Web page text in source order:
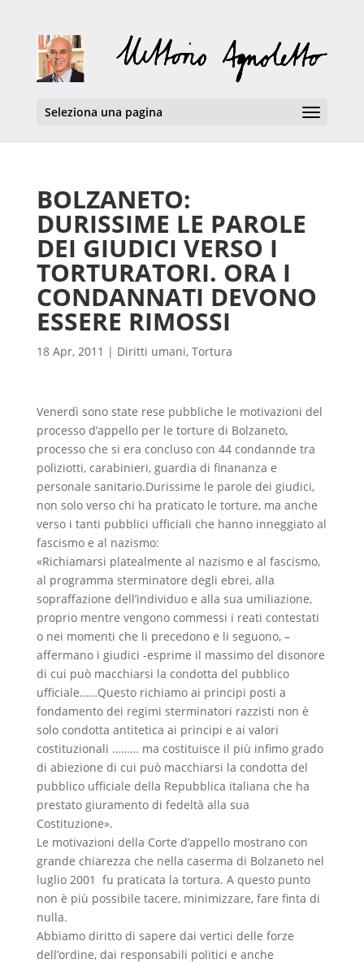
Seleziona una pagina
BOLZANETO:
DURISSIME LE PAROLE
DEI GIUDICI VERSO I
TORTURATORI. ORA I
CONDANNATI DEVONO
ESSERE RIMOSSI
18 Apr, 2011 | Diritti umani, Tortura
Venerdì sono state rese pubbliche le motivazioni del
processo d’appello per le torture di Bolzaneto,
processo che si era concluso con 44 condannde tra
poliziotti, carabinieri, guardia di finananza e
personale sanitario.Durissime le parole dei giudici,
non solo verso chi ha praticato le torture, ma anche
verso i tanti pubblici ufficiali che hanno inneggiato al
fascismo e al nazismo:
«Richiamarsi platealmente al nazismo e al fascismo,
al programma sterminatore degli ebrei, alla
sopraffazione dell’individuo e alla sua umiliazione,
proprio mentre vengono commessi i reati contestati
o nei momenti che li precedono e li seguono, –
affermano i giudici -esprime il massimo del disonore
di cui può macchiarsi la condotta del pubblico
ufficiale……Questo richiamo ai principi posti a
fondamento dei regimi sterminatori razzisti non è
solo condotta antitetica ai principi e ai valori
costituzionali ……… ma costituisce il più infimo grado
di abiezione di cui può macchiarsi la condotta del
pubblico ufficiale della Repubblica italiana che ha
prestato giuramento di fedeltà alla sua
Costituzione».
Le motivazioni della Corte d’appello mostrano con
grande chiarezza che nella caserma di Bolzaneto nel
luglio 2001 fu praticata la tortura. A questo punto
non è più possibile tacere, minimizzare, fare finta di
nulla.
Abbiamo diritto di sapere dai vertici delle forze
dell’ordine, dai responsabili politici e anche